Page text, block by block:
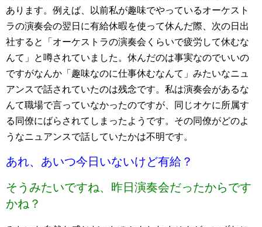
あります。例えば、以前私が趣味でやっているオーケスト
ラの演奏会の翌日に有給休暇を使って休んだ際、次の日出
社すると「オーケストラの演奏会くらいで疲労して休むな
んて」と噂されていました。休んだのは事実なのでいいの
ですがなんか「趣味なのに仕事休むなんて」みたいなニュ
アンスで話されていたのは残念です。私は演奏会があるな
んて職場で言っていなかったのですが、同じオケに所属す
る同僚にばらされてしまったようです。その同僚がどのよ
うなニュアンスで話していたかは不明です。
あれ、あいつ今日いないけど有給？
そうみたいですね、昨日演奏会だったからです
かね？